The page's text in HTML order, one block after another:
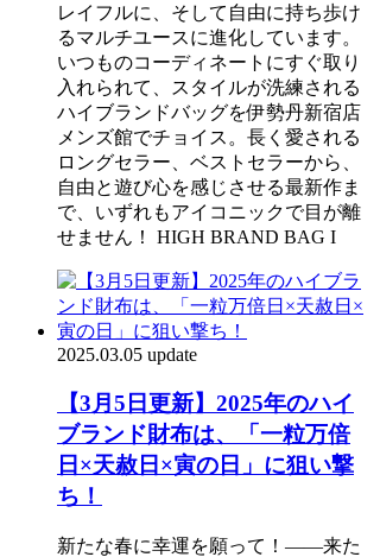
レイフルに、そして自由に持ち歩け
るマルチユースに進化しています。
いつものコーディネートにすぐ取り
入れられて、スタイルが洗練される
ハイブランドバッグを伊勢丹新宿店
メンズ館でチョイス。長く愛される
ロングセラー、ベストセラーから、
自由と遊び心を感じさせる最新作ま
で、いずれもアイコニックで目が離
せません！ HIGH BRAND BAG I
2025.03.05 update
【3月5日更新】2025年のハイ
ブランド財布は、「一粒万倍
日×天赦日×寅の日」に狙い撃
ち！
新たな春に幸運を願って！――来た